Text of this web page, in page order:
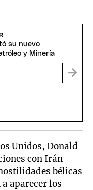
su nuevo
y Minería
Unidos, Donald
con Irán
bélicas
aparecer los